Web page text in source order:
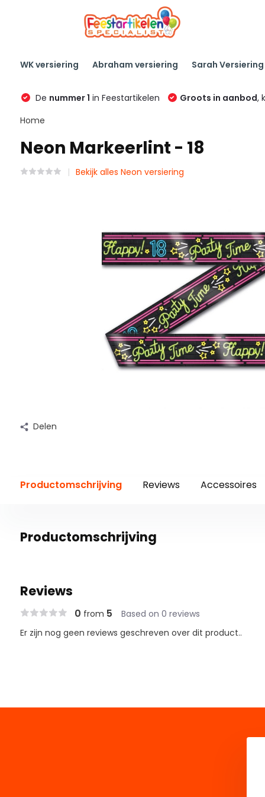
WK versiering Abraham versiering Sarah Versiering
De nummer 1 in Feestartikelen Groots in aanbod,
Home
Neon Markeerlint - 18
Bekijk alles Neon versiering
Delen
Productomschrijving Reviews Accessoires
Productomschrijving
Reviews
0 from 5 Based on 0 reviews
Er zijn nog geen reviews geschreven over dit product..